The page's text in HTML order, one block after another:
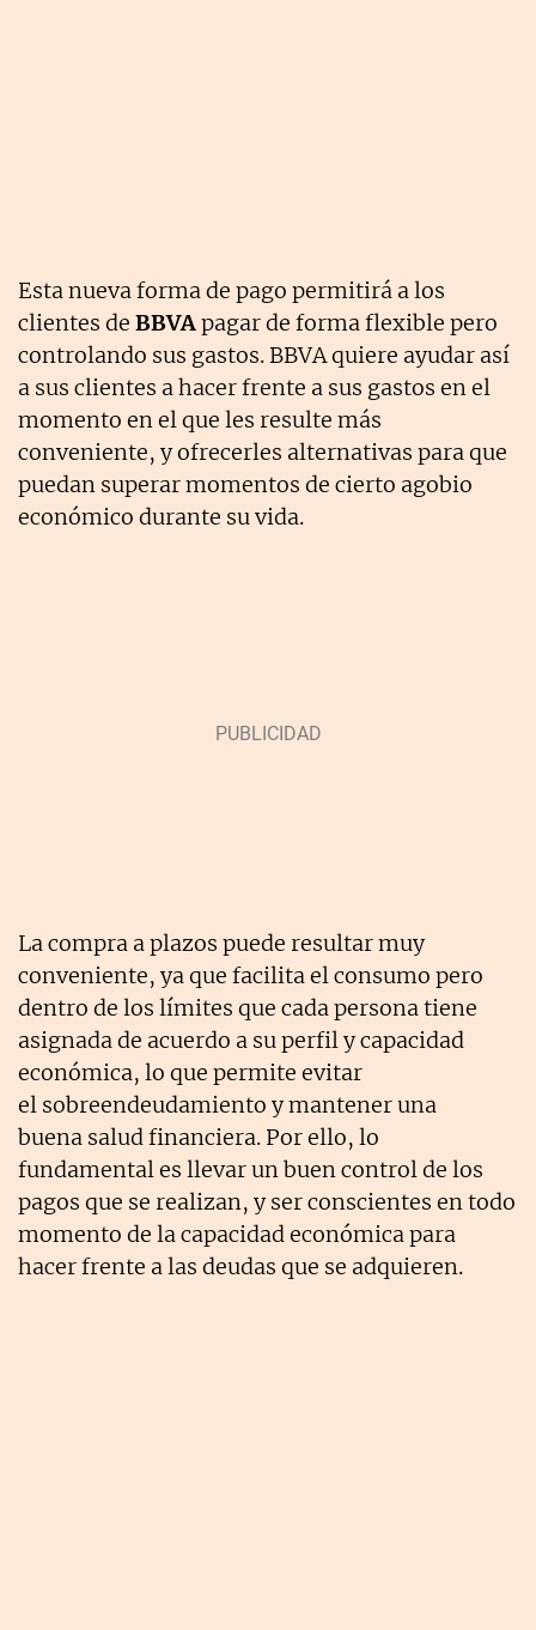
Esta nueva forma de pago permitirá a los
clientes de BBVApagar de forma flexible pero
controlando sus gastos. BBVA quiere ayudar así
a sus clientes a hacer frente a sus gastos en el
momento en el que les resulte más
conveniente, y ofrecerles alternativas para que
puedan superar momentos de cierto agobio
económico durante su vida.
La compra a plazos puede resultar muy
conveniente, ya que facilita el consumo pero
dentro de los límites que cada persona tiene
asignada de acuerdo a su perfil y capacidad
económica, lo que permite evitar
el sobreendeudamiento y mantener una
buena salud financiera. Por ello, lo
fundamental es llevar un buen control de los
pagos que se realizan, y ser conscientes en todo
momento de la capacidad económica para
hacer frente a las deudas que se adquieren.